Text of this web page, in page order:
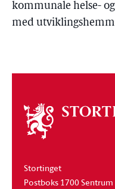
kommunale helse-
med
Om
stortinget
Stortinget
Postboks 1700 Sentrum